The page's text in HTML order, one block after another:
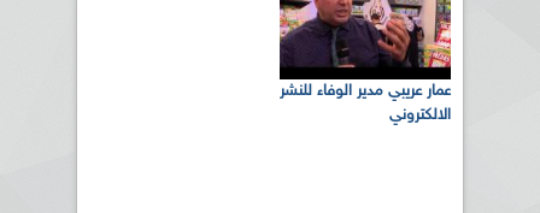
عمار عريبي مدير الوفاء للنشر
الالكتروني